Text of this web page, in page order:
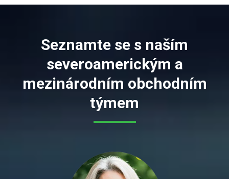
Seznamte se s naším
severoamerickým a
mezinárodním obchodním
týmem